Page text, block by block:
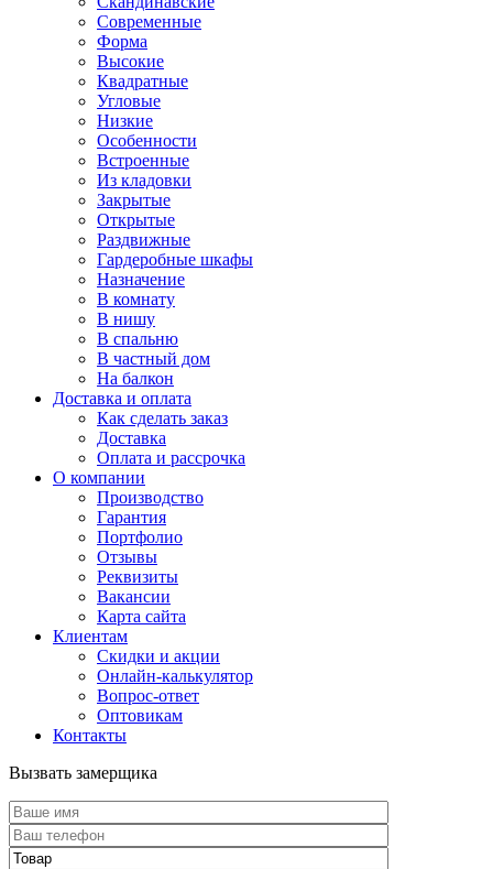
Современные
Форма
Высокие
Квадратные
Угловые
Низкие
Особенности
Встроенные
Из кладовки
Закрытые
Открытые
Раздвижные
Гардеробные шкафы
Назначение
В комнату
В нишу
В спальню
В частный дом
На балкон
Доставка и оплата
Как сделать заказ
Доставка
Оплата и рассрочка
О компании
Производство
Гарантия
Портфолио
Отзывы
Реквизиты
Вакансии
Карта сайта
Клиентам
Скидки и акции
Онлайн-калькулятор
Вопрос-ответ
Оптовикам
Контакты
Вызвать замерщика